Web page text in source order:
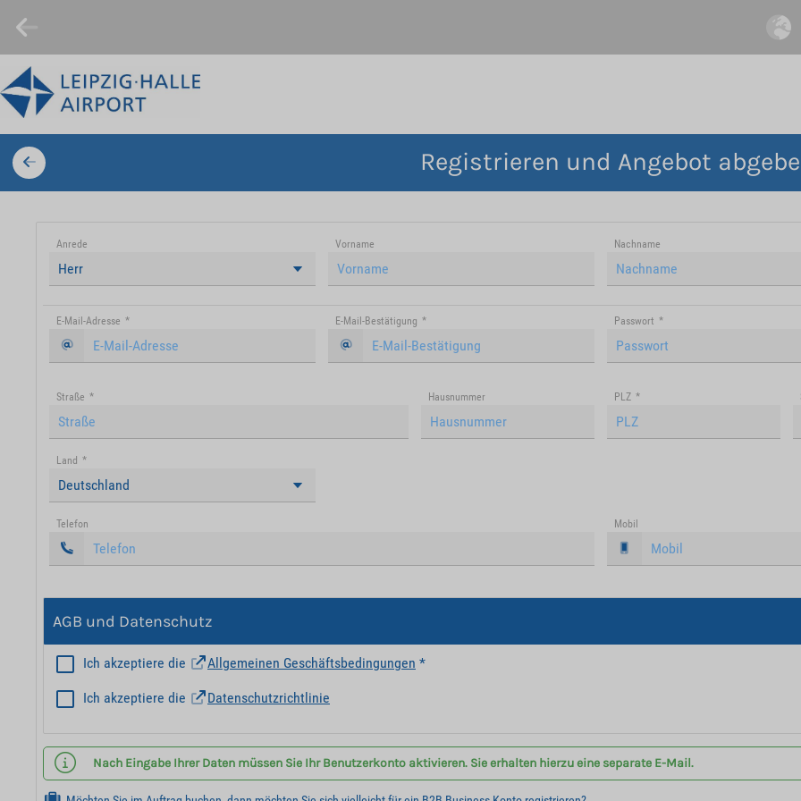
Registrieren und Angebot
Anrede
Herr
Vorname Nachname
E-Mail-Adresse * E-Mail-Bestätigung * Passwort *
Straße * Hausnummer PLZ *
Land *
Deutschland
Telefon Mobil
AGB und Datenschutz
Ich akzeptiere die Allgemeinen Geschäftsbedingungen *
Ich akzeptiere die Datenschutzrichtlinie
Nach Eingabe Ihrer Daten müssen Sie Ihr Benutzerkonto aktivieren. Sie erhalten hierzu eine separate E-Mail.